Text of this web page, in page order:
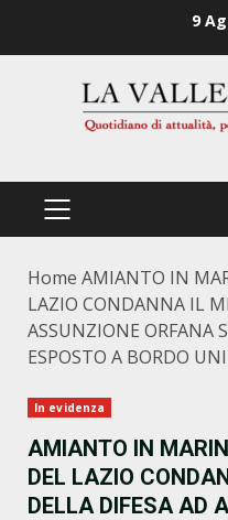
9
PRIMÄRES
Home AMIANTO IN
LAZIO CONDANNA IL
ASSUNZIONE ORFANA
ESPOSTO A BORDO
In evidenza
AMIANTO IN
DEL LAZIO
DELLA DIFESA AD